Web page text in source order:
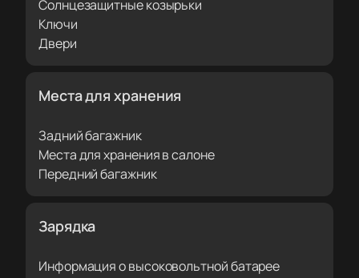
Солнцезащитные козырьки
Ключи
Двери
Места для хранения
Задний багажник
Места для хранения в салоне
Передний багажник
Зарядка
Информация о высоковольтной батарее